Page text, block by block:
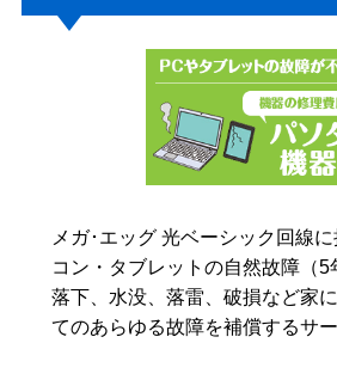
メガ･エッグ 光ベーシック回線
コン・タブレットの自然故障（5
落下、水没、落雷、破損など家
てのあらゆる故障を補償するサー